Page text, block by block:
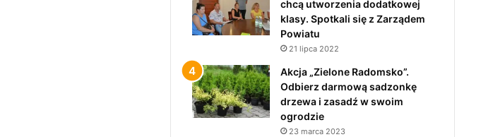
chcą utworzenia dodatkowej
klasy. Spotkali się z Zarządem
Powiatu
21 lipca 2022
Akcja „Zielone Radomsko”.
Odbierz darmową sadzonkę
drzewa i zasadź w swoim
ogrodzie
23 marca 2023